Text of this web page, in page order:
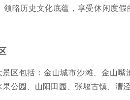
领略历史文化底蕴，享受休闲度
区包括：金山城市沙滩、金山
公园、山阳田园、张堰古镇、漕